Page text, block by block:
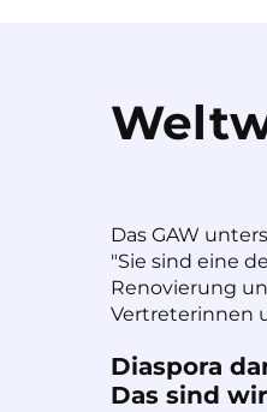
Das GAW
"Sie sind eine
Renovierung
Vertreterinnen
Diaspora
Das sind